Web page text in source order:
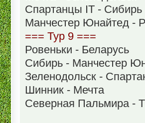
Спартанцы IT - Сибирь
Манчестер Юнайтед -
=== Тур 9 ===
Ровеньки - Беларусь
Сибирь - Манчестер
Зеленодольск -
Шинник - Мечта
Северная Пальмира -